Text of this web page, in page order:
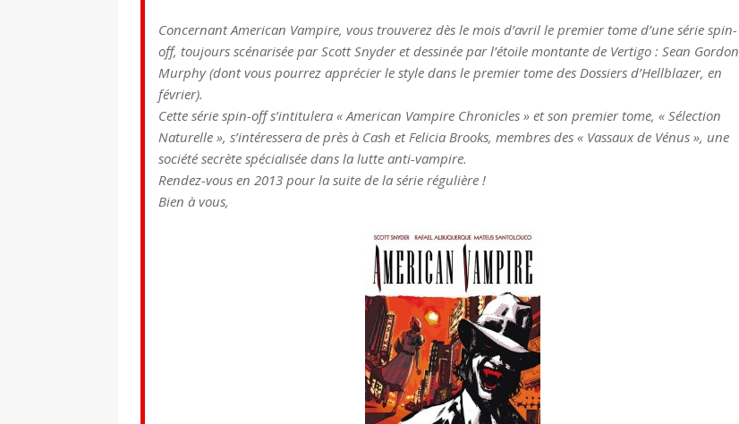
Concernant American Vampire, vous trouverez dès le mois d’avril le premier tome d’une série spin-
off, toujours scénarisée par Scott Snyder et dessinée par l’étoile montante de Vertigo : Sean Gordon
Murphy (dont vous pourrez apprécier le style dans le premier tome des Dossiers d’Hellblazer, en
février).
Cette série spin-off s’intitulera « American Vampire Chronicles » et son premier tome, « Sélection
Naturelle », s’intéressera de près à Cash et Felicia Brooks, membres des « Vassaux de Vénus », une
société secrète spécialisée dans la lutte anti-vampire.
Rendez-vous en 2013 pour la suite de la série régulière !
Bien à vous,